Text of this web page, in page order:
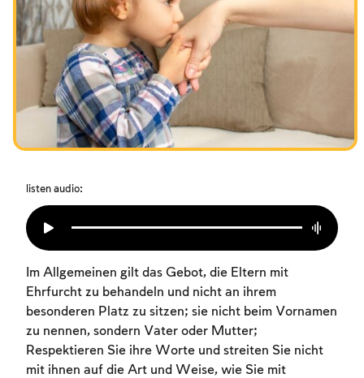
Das Fasten der Zerstörung
Amtseinführung
Purim
listen audio:
Im Allgemeinen gilt das Gebot, die Eltern mit
Ehrfurcht zu behandeln und nicht an ihrem
besonderen Platz zu sitzen; sie nicht beim Vornamen
zu nennen, sondern Vater oder Mutter;
Respektieren Sie ihre Worte und streiten Sie nicht
mit ihnen auf die Art und Weise, wie Sie mit